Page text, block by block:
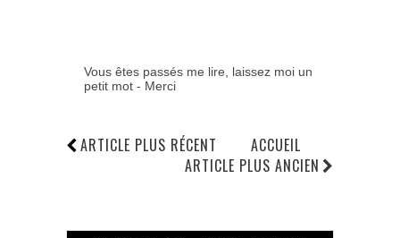
Vous êtes passés me lire, laissez moi un
petit mot - Merci
ARTICLE PLUS RÉCENT
ARTICLE PLUS ANCIEN
ACCUEIL